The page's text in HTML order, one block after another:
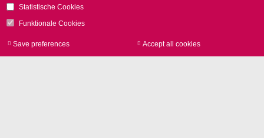
Statistische Cookies
Funktionale Cookies
Save preferences Accept all cookies